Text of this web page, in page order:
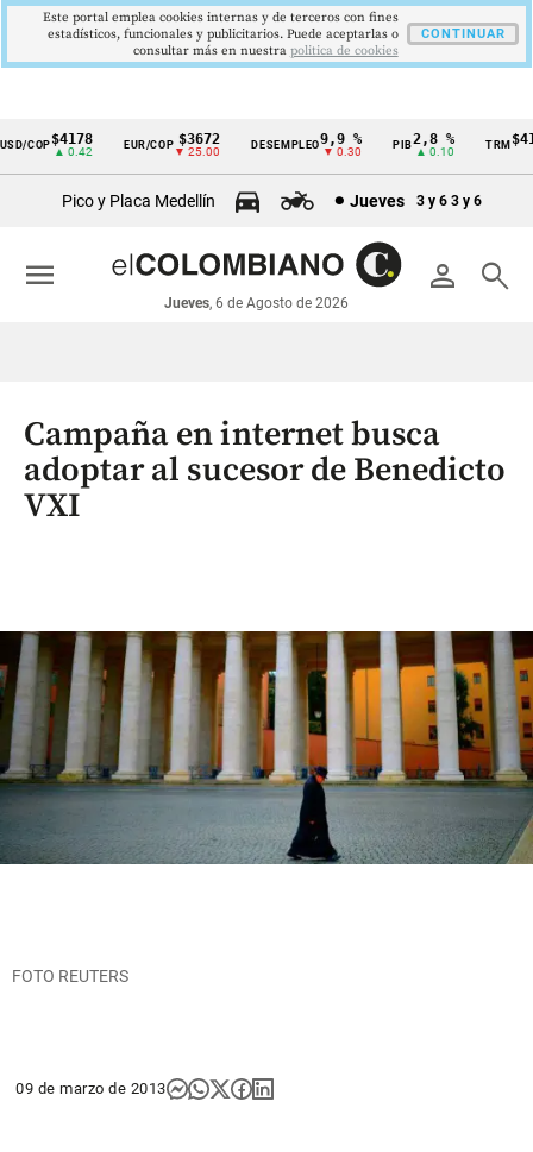
Cintillo
económicos
Colombia
COP$4178
▲ 0.42
EUR/COP $3672
▼ 25.00
DESEMPLEO 9,9 %
▼ 0.30
PIB2,8 %
▲ 0.10
TRM
Pico y Placa Medellín Jueves 3 y 6 3 y 6
person search
Jueves, 6 de Agosto de 2026
menu
Campaña en internet busca
adoptar al sucesor de Benedicto
VXI
FOTO REUTERS
09 de marzo de 2013
Este portal emplea cookies internas y de terceros con fines
estadísticos, funcionales y publicitarios. Puede aceptarlas o
consultar más en nuestra politica de cookies
CONTINUAR